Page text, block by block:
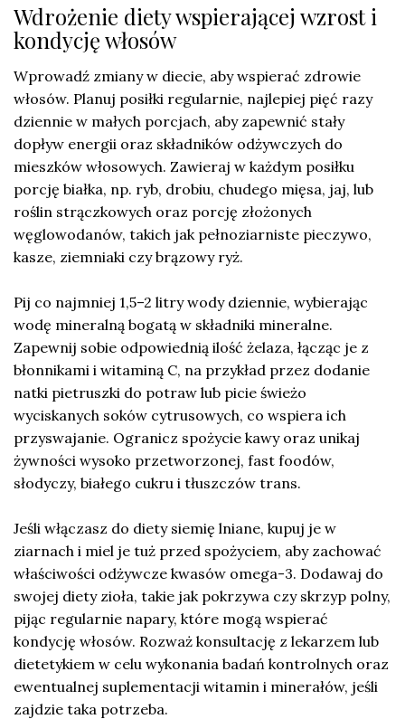
Wdrożenie diety wspierającej wzrost i
kondycję włosów
Wprowadź zmiany w diecie, aby wspierać zdrowie
włosów. Planuj posiłki regularnie, najlepiej pięć razy
dziennie w małych porcjach, aby zapewnić stały
dopływ energii oraz składników odżywczych do
mieszków włosowych. Zawieraj w każdym posiłku
porcję białka, np. ryb, drobiu, chudego mięsa, jaj, lub
roślin strączkowych oraz porcję złożonych
węglowodanów, takich jak pełnoziarniste pieczywo,
kasze, ziemniaki czy brązowy ryż.
Pij co najmniej 1,5–2 litry wody dziennie, wybierając
wodę mineralną bogatą w składniki mineralne.
Zapewnij sobie odpowiednią ilość żelaza, łącząc je z
błonnikami i witaminą C, na przykład przez dodanie
natki pietruszki do potraw lub picie świeżo
wyciskanych soków cytrusowych, co wspiera ich
przyswajanie. Ogranicz spożycie kawy oraz unikaj
żywności wysoko przetworzonej, fast foodów,
słodyczy, białego cukru i tłuszczów trans.
Jeśli włączasz do diety siemię lniane, kupuj je w
ziarnach i miel je tuż przed spożyciem, aby zachować
właściwości odżywcze kwasów omega-3. Dodawaj do
swojej diety zioła, takie jak pokrzywa czy skrzyp polny,
pijąc regularnie napary, które mogą wspierać
kondycję włosów. Rozważ konsultację z lekarzem lub
dietetykiem w celu wykonania badań kontrolnych oraz
ewentualnej suplementacji witamin i minerałów, jeśli
zajdzie taka potrzeba.